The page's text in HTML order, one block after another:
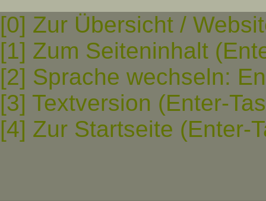
[0] Zur Übersicht /
[1] Zum Seiteninhalt
[2] Sprache wechseln:
[3] Textversion (Enter-
[4] Zur Startseite (Enter-